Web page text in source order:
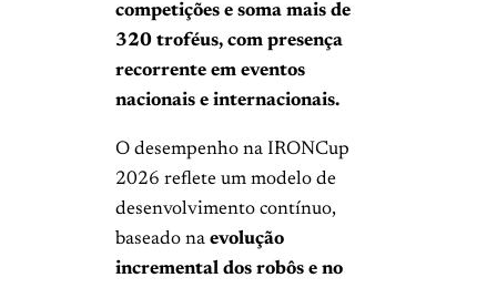
competições e soma mais de
320 troféus, com presença
recorrente em eventos
nacionais e internacionais.
O desempenho na IRONCup
2026 reflete um modelo de
desenvolvimento contínuo,
baseado na evolução
incremental dos robôs e no